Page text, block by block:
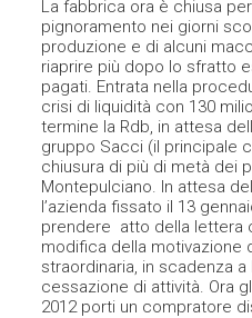
La fabbrica ora è chiusa
pignoramento nei giorni
produzione e di alcuni
riaprire più dopo lo sfratto
pagati. Entrata nella
crisi di liquidità con 130
termine la Rdb, in attesa
gruppo Sacci (il principale
chiusura di più di metà dei
Montepulciano. In attesa
l’azienda fissato il 13
prendere atto della lettera
modifica della motivazione
straordinaria, in scadenza a
cessazione di attività. Ora
2012 porti un compratore